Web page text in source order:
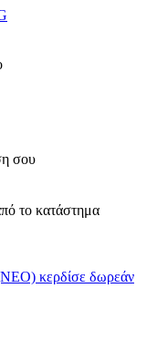
σου
το κατάστημα
κερδίσε δωρεάν